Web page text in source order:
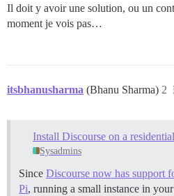
Il doit y avoir une solution, ou un
moment je vois pas…
itsbhanusharma (Bhanu Sharma) 2
Sysadmins
Since Discourse now has support
Pi, running a small instance in